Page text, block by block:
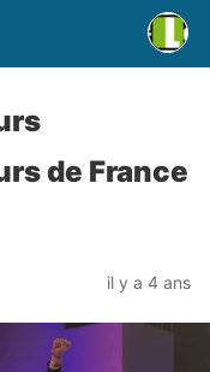
de France
il y a 4 ans